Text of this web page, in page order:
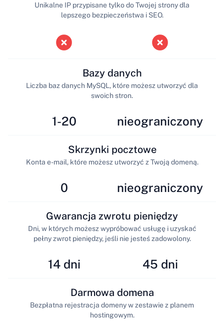
Unikalne IP przypisane tylko do Twojej strony dla
lepszego bezpieczeństwa i SEO.
1-20
Bazy danych
Liczba baz danych MySQL, które możesz utworzyć dla
swoich stron.
nieograniczony
0
Skrzynki pocztowe
Konta e-mail, które możesz utworzyć z Twoją domeną.
nieograniczony
14 dni
Gwarancja zwrotu pieniędzy
Dni, w których możesz wypróbować usługę i uzyskać
pełny zwrot pieniędzy, jeśli nie jesteś zadowolony.
45 dni
Darmowa domena
Bezpłatna rejestracja domeny w zestawie z planem
hostingowym.